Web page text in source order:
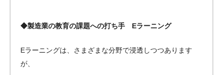
◆製造業の教育の課題への打ち手 Eラーニング
Eラーニングは、さまざまな分野で浸透しつつあります
が、